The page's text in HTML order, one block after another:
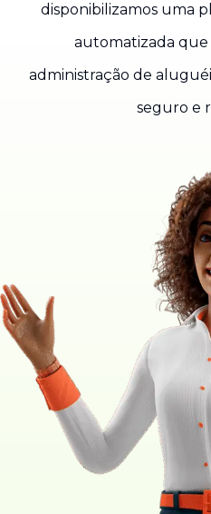
disponibilizamos uma
automatizada que
administração de
seguro e